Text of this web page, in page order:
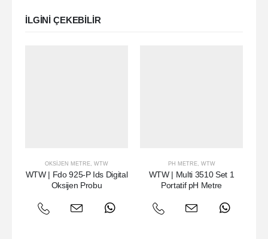
ILGINI ÇEKEBILIR
OKSIJEN METRE, WTW
WTW | Fdo 925-P Ids Digital
Oksijen Probu
PH METRE, WTW
WTW | Multi 3510 Set 1
Portatif pH Metre